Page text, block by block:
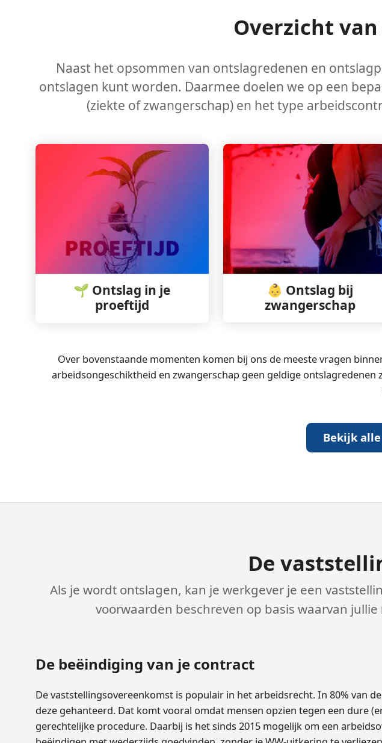
Overzicht
Naast het opsommen van ontslagredenen en
ontslagen kunt worden. Daarmee doelen we op een
(ziekte of zwangerschap) en het type
🌱 Ontslag in je
proeftijd
👶 Ontslag bij
zwangerschap
Over bovenstaande momenten komen bij ons de meeste vragen
arbeidsongeschiktheid en zwangerschap geen geldige
Bekijk
De
Als je wordt ontslagen, kan je werkgever je een
voorwaarden beschreven op basis waarvan jullie
De beëindiging van je contract
De vaststellings­overeenkomst is populair in het arbeidsrecht. In 80% van
deze gehanteerd. Dat komt vooral omdat mensen opzien tegen een dure
gerechtelijke procedure. Daarbij is het sinds 2015 mogelijk om een